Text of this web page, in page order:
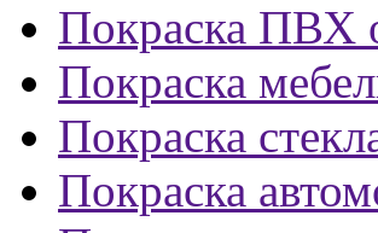
Покраска ПВХ
Покраска
Покраска
Покраска